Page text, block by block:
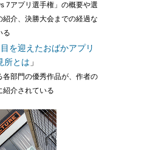
7アプリ選手権」の概要や選
紹介、決勝大会までの経過な
る
を迎えたおばかアプリ
所とは 」
各部門の優秀作品が、作者の
紹介されている